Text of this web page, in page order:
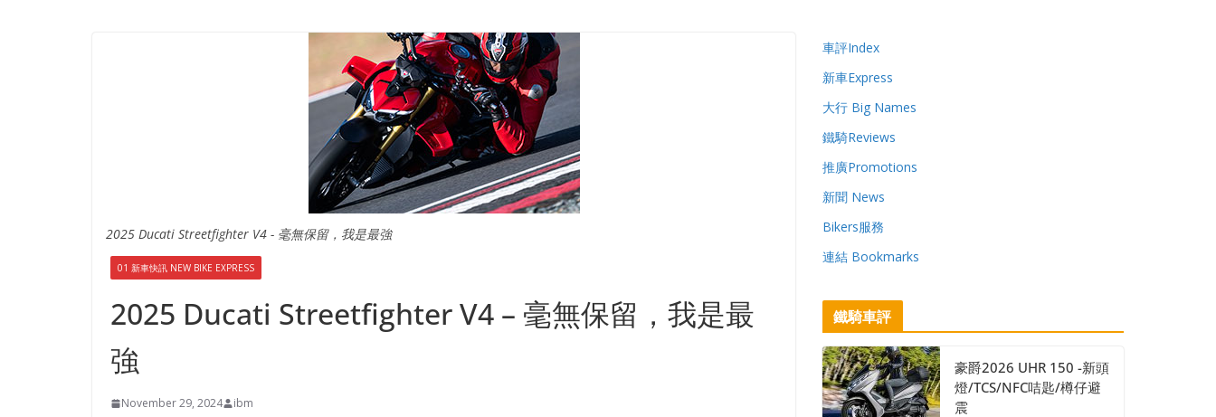
2025 Ducati Streetfighter V4 - 毫無保留，我是最強
01 新車快訊 NEW BIKE EXPRESS
2025 Ducati Streetfighter V4 – 毫無保留，我是最
強
November 29, 2024 ibm
車評Index
新車Express
大行 Big Names
鐵騎Reviews
推廣Promotions
新聞 News
Bikers服務
連結 Bookmarks
鐵騎車評
豪爵2026 UHR 150 -新頭
燈/TCS/NFC咭匙/樽仔避
震